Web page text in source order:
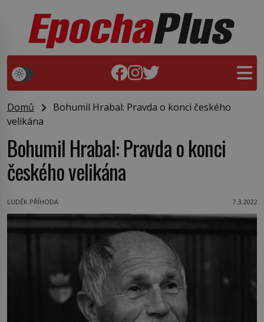
Domů
Bohumil Hrabal: Pravda o konci českého
velikána
Bohumil Hrabal: Pravda o konci
českého velikána
LUDĚK PŘÍHODA 7.3.2022